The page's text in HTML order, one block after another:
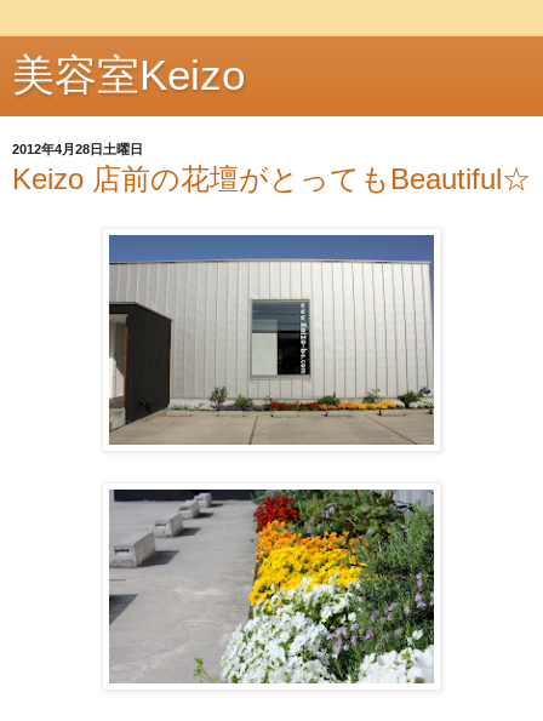
美容室Keizo
2012年4月28日土曜日
Keizo 店前の花壇がとってもBeautiful☆